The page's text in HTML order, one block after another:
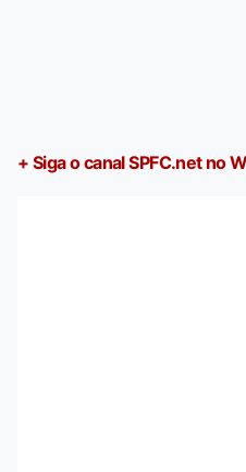
+ Siga o canal SPFC.net no